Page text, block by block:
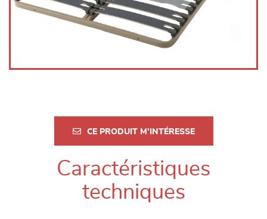
CE PRODUIT M'INTÉRESSE
Caractéristiques
techniques